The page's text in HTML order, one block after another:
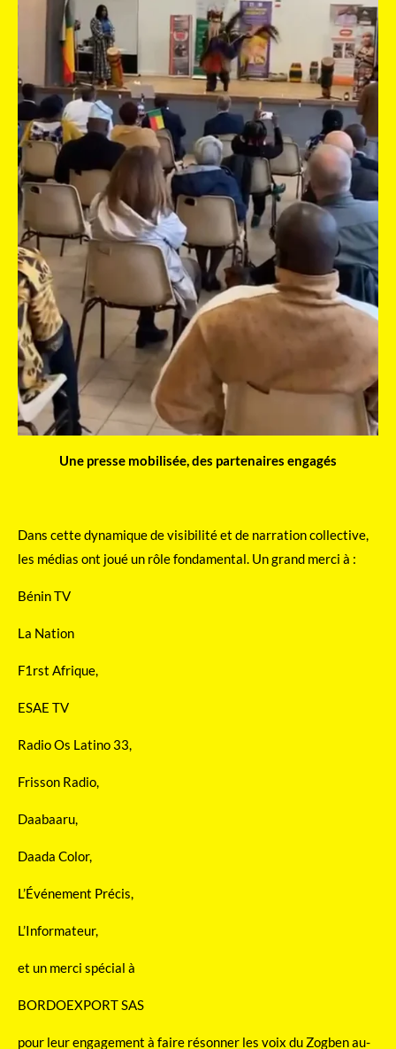
Une presse mobilisée, des partenaires engagés
Dans cette dynamique de visibilité et de narration collective,
les médias ont joué un rôle fondamental. Un grand merci à :
Bénin TV
La Nation
F1rst Afrique,
ESAE TV
Radio Os Latino 33,
Frisson Radio,
Daabaaru,
Daada Color,
L’Événement Précis,
L’Informateur,
et un merci spécial à
BORDOEXPORT SAS
pour leur engagement à faire résonner les voix du Zogben au-